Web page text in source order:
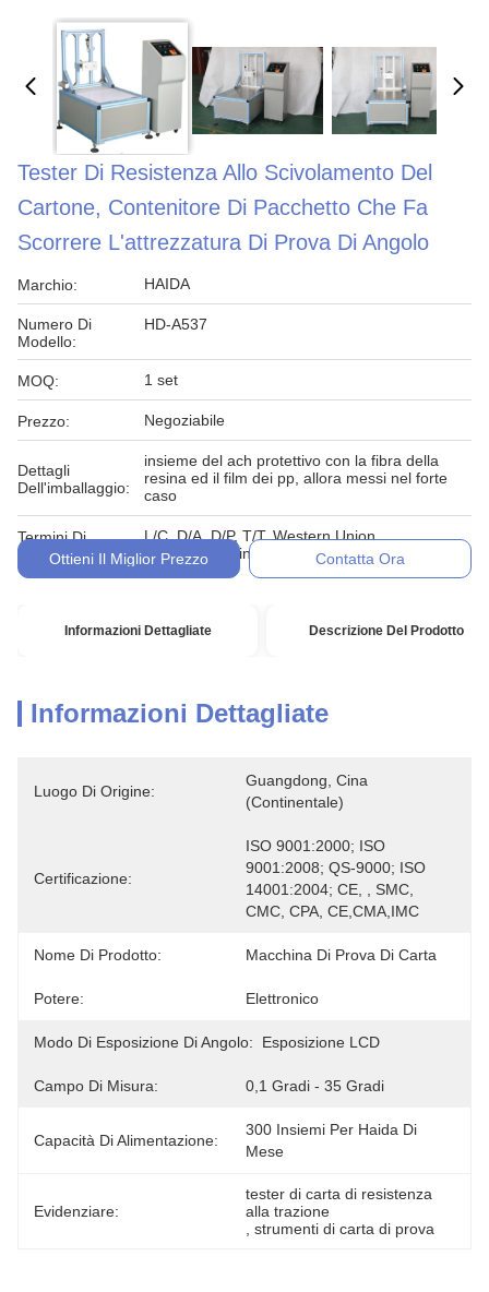
Tester Di Resistenza Allo Scivolamento Del
Cartone, Contenitore Di Pacchetto Che Fa
Scorrere L'attrezzatura Di Prova Di Angolo
Marchio: HAIDA
Numero Di
Modello:
HD-A537
MOQ: 1 set
Prezzo: Negoziabile
Dettagli
Dell'imballaggio:
insieme del ach protettivo con la fibra della
resina ed il film dei pp, allora messi nel forte
caso
Termini Di
Pagamento:
L/C, D/A, D/P, T/T, Western Union,
MoneyGram, in denaro, impegno
Ottieni Il Miglior Prezzo Contatta Ora
Informazioni Dettagliate Descrizione Del Prodotto
Informazioni Dettagliate
Luogo Di Origine:
Guangdong, Cina
(continentale)
Certificazione:
ISO 9001:2000; ISO
9001:2008; QS-9000; ISO
14001:2004; CE, , SMC,
CMC, CPA, CE,CMA,IMC
Nome Di Prodotto: Macchina Di Prova Di Carta
Potere: Elettronico
Modo Di Esposizione Di Angolo: Esposizione LCD
Campo Di Misura: 0,1 Gradi - 35 Gradi
Capacità Di Alimentazione:
300 Insiemi Per Haida Di
Mese
Evidenziare:
tester di carta di resistenza
alla trazione
strumenti di carta di prova